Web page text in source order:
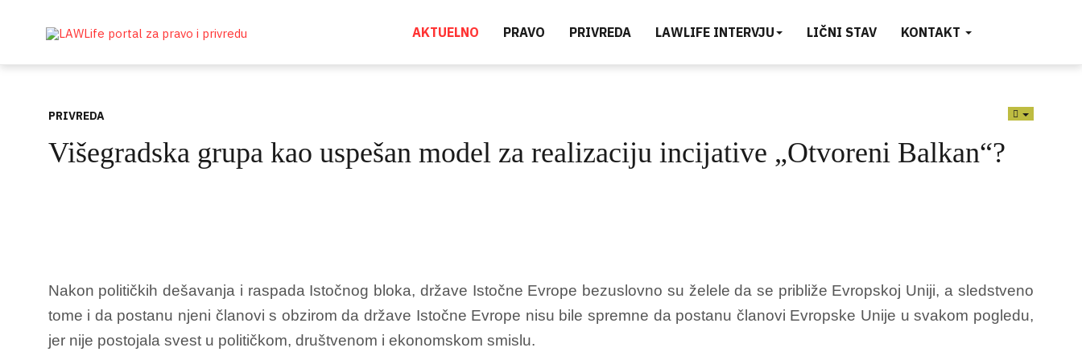
AKTUELNO PRAVO PRIVREDA LAWLIFE INTERVJU LIČNI STAV KONTAKT
EMPTY
PRIVREDA
Višegradska grupa kao uspešan model za realizaciju incijative „Otvoreni Balkan“?
Nakon političkih dešavanja i raspada Istočnog bloka, države Istočne Evrope bezuslovno su želele da se približe Evropskoj Uniji, a sledstveno
tome i da postanu njeni članovi s obzirom da države Istočne Evrope nisu bile spremne da postanu članovi Evropske Unije u svakom pogledu,
jer nije postojala svest u političkom, društvenom i ekonomskom smislu.